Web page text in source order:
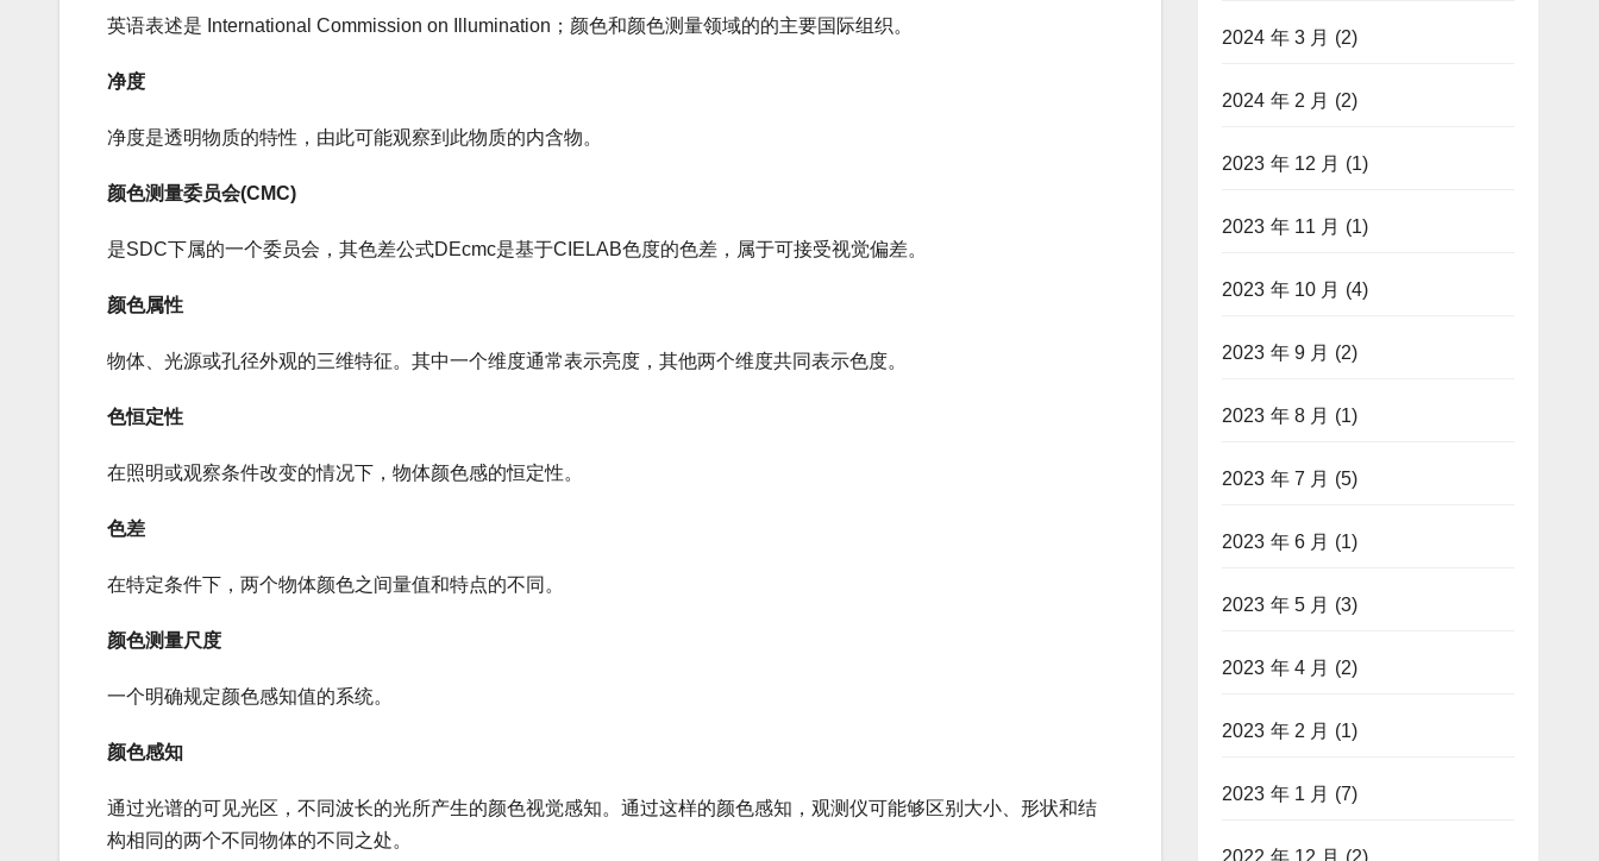
英语表述是 International Commission on Illumination；颜色和颜色测量领域的的主要国际组织。
净度
净度是透明物质的特性，由此可能观察到此物质的内含物。
颜色测量委员会(CMC)
是SDC下属的一个委员会，其色差公式DEcmc是基于CIELAB色度的色差，属于可接受视觉偏差。
颜色属性
物体、光源或孔径外观的三维特征。其中一个维度通常表示亮度，其他两个维度共同表示色度。
色恒定性
在照明或观察条件改变的情况下，物体颜色感的恒定性。
色差
在特定条件下，两个物体颜色之间量值和特点的不同。
颜色测量尺度
一个明确规定颜色感知值的系统。
颜色感知
通过光谱的可见光区，不同波长的光所产生的颜色视觉感知。通过这样的颜色感知，观测仪可能够区别大小、形状和结
构相同的两个不同物体的不同之处。
2024 年 3 月 (2)
2024 年 2 月 (2)
2023 年 12 月 (1)
2023 年 11 月 (1)
2023 年 10 月 (4)
2023 年 9 月 (2)
2023 年 8 月 (1)
2023 年 7 月 (5)
2023 年 6 月 (1)
2023 年 5 月 (3)
2023 年 4 月 (2)
2023 年 2 月 (1)
2023 年 1 月 (7)
2022 年 12 月 (2)